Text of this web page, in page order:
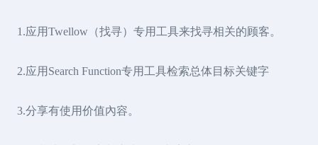
1.应用Twellow（找寻）专用工具来找寻相关的顾客。
2.应用Search Function专用工具检索总体目标关键字
3.分享有使用价值內容。